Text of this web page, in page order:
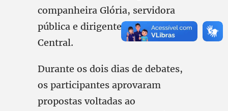
companheira Glória, servidora
pública e dirigente estadual da
Central.
Durante os dois dias de debates,
os participantes aprovaram
propostas voltadas ao